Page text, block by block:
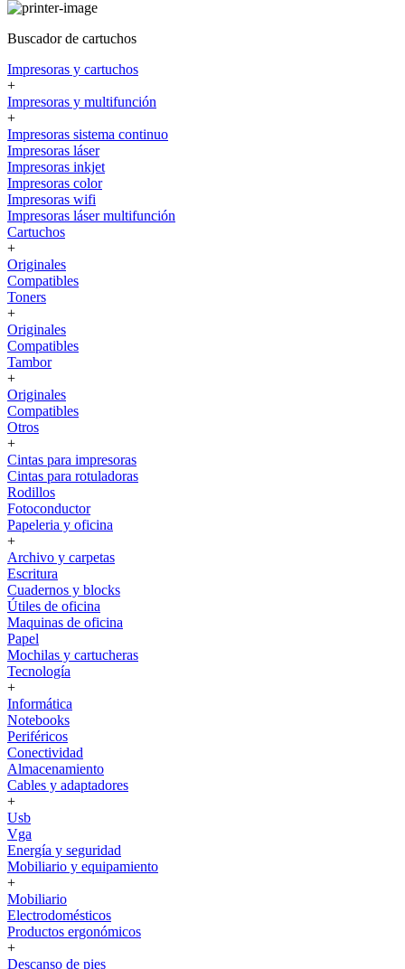
Buscador de cartuchos
Impresoras y cartuchos
+
Impresoras y multifunción
+
Impresoras sistema continuo
Impresoras láser
Impresoras inkjet
Impresoras color
Impresoras wifi
Impresoras láser multifunción
Cartuchos
+
Originales
Compatibles
Toners
+
Originales
Compatibles
Tambor
+
Originales
Compatibles
Otros
+
Cintas para impresoras
Cintas para rotuladoras
Rodillos
Fotoconductor
Papeleria y oficina
+
Archivo y carpetas
Escritura
Cuadernos y blocks
Útiles de oficina
Maquinas de oficina
Papel
Mochilas y cartucheras
Tecnología
+
Informática
Notebooks
Periféricos
Conectividad
Almacenamiento
Cables y adaptadores
+
Usb
Vga
Energía y seguridad
Mobiliario y equipamiento
+
Mobiliario
Electrodomésticos
Productos ergonómicos
+
Descanso de pies